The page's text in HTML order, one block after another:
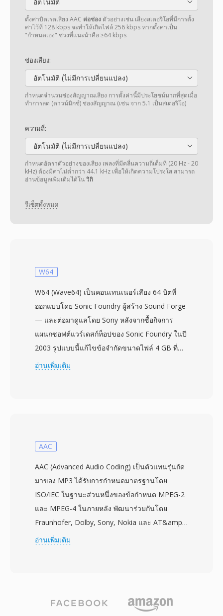
ตั้งค่าบิตเรตเสียง AAC ต่อช่อง ตัวอย่างเช่น เสียงสเตอริโอที่มีการตั้ง
ค่าไว้ที่ 128 kbps จะทำให้เกิดไฟล์ 256 kbps หากตั้งค่าเป็น
"กำหนดเอง" ช่วงที่แนะนำคือ ≥64 kbps
ช่องเสียง:
อัตโนมัติ (ไม่มีการเปลี่ยนแปลง)
กำหนดจำนวนช่องสัญญาณเสียง การตั้งค่านี้มีประโยชน์มากที่สุดเมื่อ
ทำการลด (ดาวน์มิกซ์) ช่องสัญญาณ (เช่น จาก 5.1 เป็นสเตอริโอ)
ความถี่:
อัตโนมัติ (ไม่มีการเปลี่ยนแปลง)
กำหนดอัตราตัวอย่างของเสียง เพลงที่มีคลื่นความถี่เต็มที่ (20 Hz - 20
kHz) ต้องมีค่าไม่ต่ำกว่า 44.1 kHz เพื่อให้เกิดความโปร่งใส สามารถ
อ่านข้อมูลเพิ่มเติมได้ในวิกิ
รีเซ็ตทั้งหมด
W64
W64 (Wave64) เป็นคอนเทนเนอร์เสียง 64 บิตที่
ออกแบบโดย Sonic Foundry ผู้สร้าง Sound Forge
— และต่อมาดูแลโดย Sony หลังจากซื้อกิจการ
แผนกซอฟต์แวร์เดสก์ท็อปของ Sonic Foundry ในปี
2003 รูปแบบนี้แก้ไขข้อจำกัดขนาดไฟล์ 4 GB ที่
กำหนดโดยข้อกำหนด RIFF/WAV 32 บิตของ
อนุญาตให้ไฟล์มีขนาดถึงระดับเอ็กซาไบต์ ซึ่งขจัด
รองรับอัตราสุ่มตัวอย่าง ความลึกบิต และการ
กำหนดค่าช่องสัญญาณที่หลากหลาย ทำให้เหมาะ
สำหรับการทำเพลงประกอบภาพยนตร์ การบันทึก
Sound Forge, Audacity และเวิร์กสเตชันเสียง
ดิจิทัลระดับมืออาชีพอื่นๆ รองรับ W64 โดยตรง
ถือและความเรียบง่ายของ WAV โดยไม่มีข้อจำกัด
อ่านเพิ่มเติม
AAC
AAC (Advanced Audio Coding) เป็นตัวแทนรุ่นถัด
มาของ MP3 ได้รับการกำหนดมาตรฐานโดย
ISO/IEC ในฐานะส่วนหนึ่งของข้อกำหนด MPEG-2
และ MPEG-4 ในภายหลัง พัฒนาร่วมกันโดย
Fraunhofer, Dolby, Sony, Nokia และ AT&amp;T
โดย AAC ให้คุณภาพเสียงที่เหนือกว่าที่บิตเรตเท่ากัน
temporal noise shaping AAC เป็นรูปแบบเสียงเริ่ม
อ่านเพิ่มเติม